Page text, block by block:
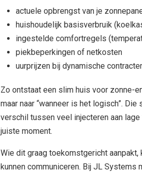
actuele opbrengst van je
huishoudelijk basisverbruik
ingestelde comfortregels
piekbeperkingen of netkosten
uurprijzen bij dynamische
Zo ontstaat een slim huis voor zonne-
maar naar “wanneer is het logisch”.
verschil tussen veel injecteren aan
juiste moment.
Wie dit graag toekomstgericht
kunnen communiceren. Bij JL Systems